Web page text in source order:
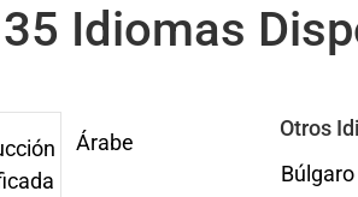
35 Idiomas
Árabe
Otros
Búlgaro